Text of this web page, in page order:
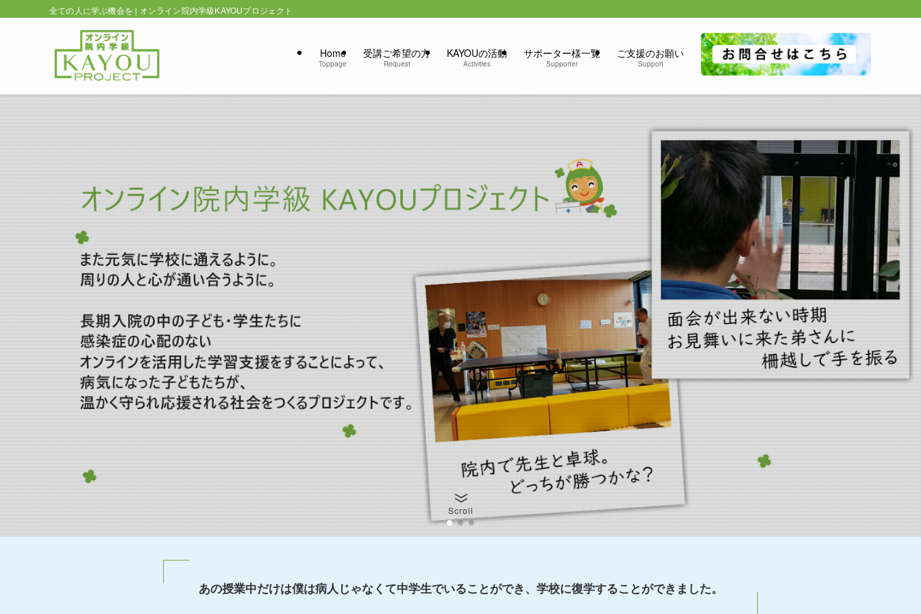
全ての人に学ぶ機会を | オンライン院内学級KAYOUプロジェクト
Home
Toppage
受講ご希望の方
Request
KAYOUの活動
Activities
サポーター様一覧
Supporter
ご支援のお願い
Support
Scroll
あの授業中だけは僕は病人じゃなくて中学生でいることができ、学校に復学することができました。